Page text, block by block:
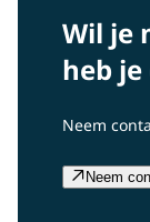
Wil je
heb
Neem
Neem